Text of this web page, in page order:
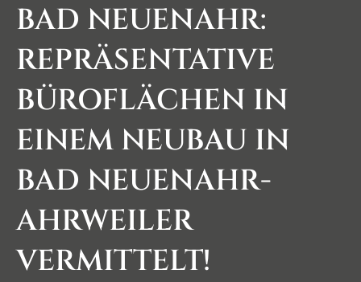
BAD NEUEN­AHR:
REPRÄSEN­TATIVE
BÜRO­FLÄCHEN IN
EINEM NEUBAU IN
BAD NEUENAHR-
AHRWEILER
VERMITTELT!